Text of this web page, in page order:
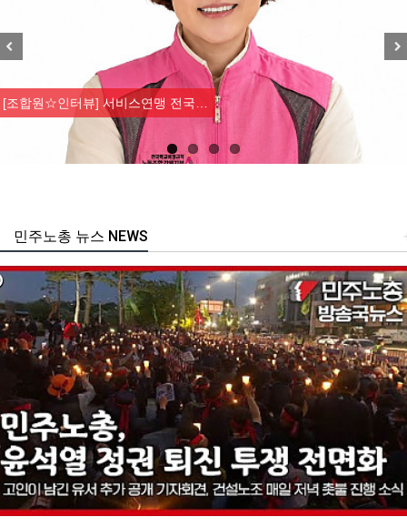
[조합원☆인터뷰] 서비스연맹 전국…
주노총 뉴스 NEWS